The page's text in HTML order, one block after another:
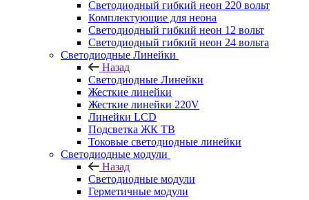
Светодиодный гибкий неон 220 вольт
Комплектующие для неона
Светодиодный гибкий неон 12 вольт
Светодиодный гибкий неон 24 вольта
Светодиодные Линейки
Назад
Светодиодные Линейки
Жесткие линейки
Жесткие линейки 220V
Линейки LCD
Подсветка ЖК ТВ
Токовые светодиодные линейки
Светодиодные модули
Назад
Светодиодные модули
Герметичные модули